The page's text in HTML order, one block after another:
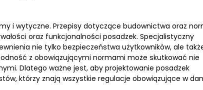
i wytyczne. Przepisy dotyczące budownictwa oraz
oraz funkcjonalności posadzek. Specjalistyczny
nie tylko bezpieczeństwa użytkowników, ale
z obowiązującymi normami może skutkować nie
Dlatego ważne jest, aby projektowanie posadzek
którzy znają wszystkie regulacje obowiązujące w